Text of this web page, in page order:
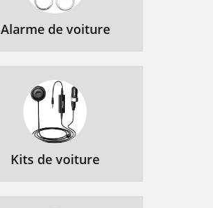
Alarme de voiture
Kits de voiture